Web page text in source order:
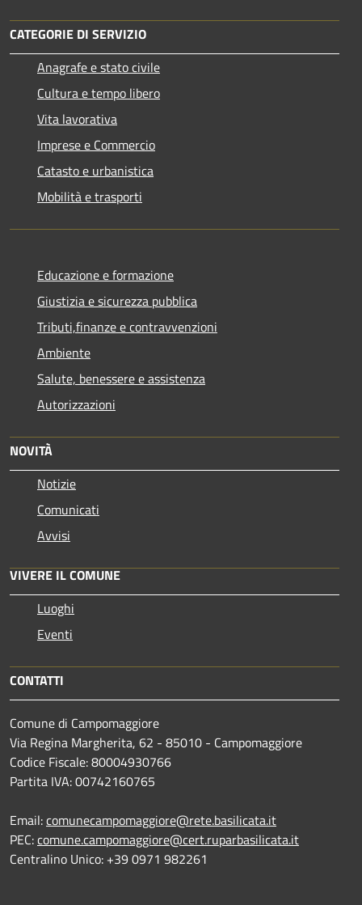
CATEGORIE DI SERVIZIO
Anagrafe e stato civile
Cultura e tempo libero
Vita lavorativa
Imprese e Commercio
Catasto e urbanistica
Mobilità e trasporti
Educazione e formazione
Giustizia e sicurezza pubblica
Tributi,finanze e contravvenzioni
Ambiente
Salute, benessere e assistenza
Autorizzazioni
NOVITÀ
Notizie
Comunicati
Avvisi
VIVERE IL COMUNE
Luoghi
Eventi
CONTATTI
Comune di Campomaggiore
Via Regina Margherita, 62 - 85010 - Campomaggiore
Codice Fiscale: 80004930766
Partita IVA: 00742160765
Email:comunecampomaggiore@rete.basilicata.it
PEC:comune.campomaggiore@cert.ruparbasilicata.it
Centralino Unico: +39 0971 982261